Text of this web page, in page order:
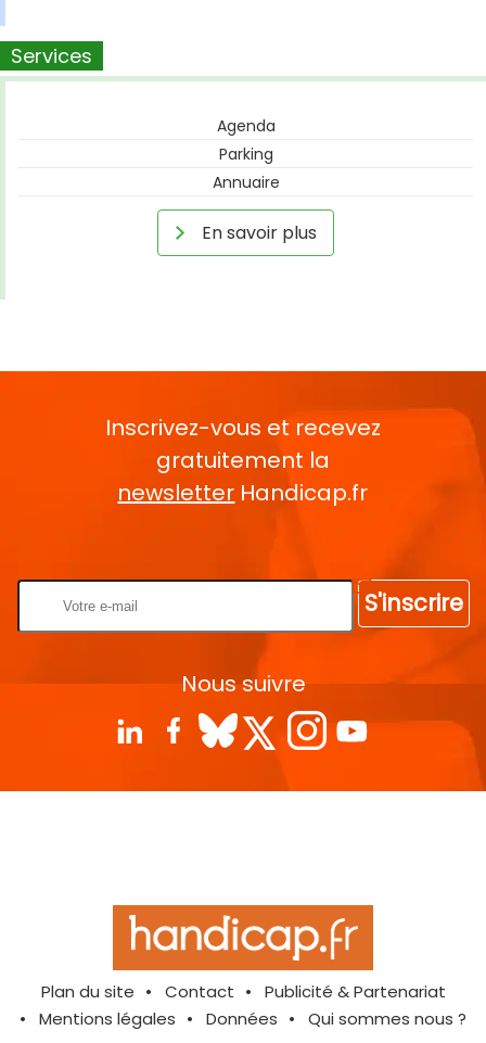
Services
Agenda
Parking
Annuaire
En savoir plus
Inscrivez-vous et recevez
gratuitement la
newsletter Handicap.fr
S'inscrire
Nous suivre
Plan du site Contact
Publicité & Partenariat
Mentions légales
Données Qui sommes nous ?